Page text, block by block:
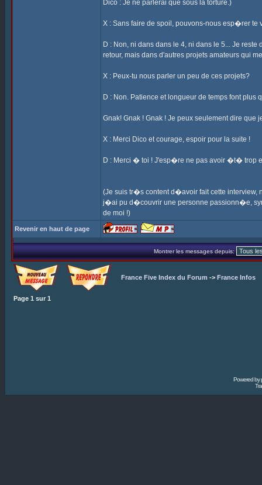
Dico : Je ne parlerai que sous la torture.)
X : Sans faire de spoil, pouvons-nous esp�rer
D : Non, ni dans dans le 4, ni dans le 5... Je
retour, mais dans d'autres projets amateurs qui
X : Peux-tu nous parler un peu de ces projets?
D : Non. Patience et longueur de temps font plus
Gnak! Gnak ! Gnak ! Je peux seulement dire
X : Merci Dico et courage, espoir pour la suite !
D : Merci � toi ! J'esp�re ne pas avoir �t� trop
(Je suis tr�s content d�avoir fait cette
j�ai pu d�couvrir une personne passionn�e,
de moi !)
Revenir en haut de page
Montrer les messages depuis:
France Five Index du Forum -> France Infos
Page 1 sur 1
Powered by